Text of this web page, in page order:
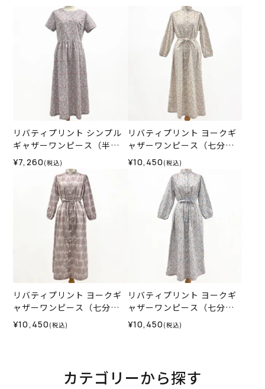
リバティプリント シンプル
ギャザーワンピース（半
袖）＜LLサイズ＞02A
¥7,260 (税込)
リバティプリント ヨークギ
ャザーワンピース（七分
袖）＜LLサイズ＞35H
¥10,450 (税込)
リバティプリント ヨークギ
ャザーワンピース（七分
袖）＜LLサイズ＞35K
¥10,450 (税込)
リバティプリント ヨークギ
ャザーワンピース（七分
袖）＜LLサイズ＞35M
¥10,450 (税込)
カテゴリーから探す